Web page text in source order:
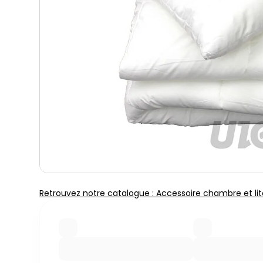
Retrouvez notre catalogue : Accessoire chambre et